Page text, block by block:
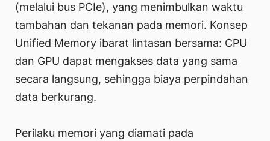
(melalui bus PCIe), yang menimbulkan waktu
tambahan dan tekanan pada memori. Konsep
Unified Memory ibarat lintasan bersama: CPU
dan GPU dapat mengakses data yang sama
secara langsung, sehingga biaya perpindahan
data berkurang.
Perilaku memori yang diamati pada